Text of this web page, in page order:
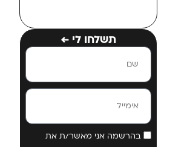
בהרשמה אני מאשר/ת את
תשלחו לי ←